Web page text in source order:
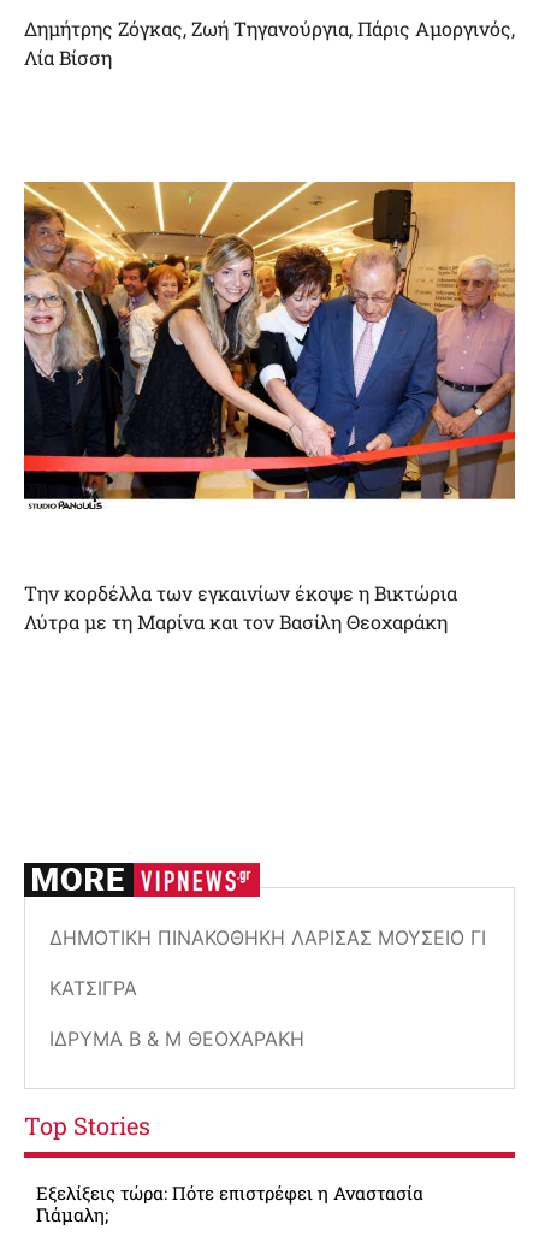
Δημήτρης Ζόγκας, Ζωή Τηγανούργια, Πάρις Αμοργινός,
Λία Βίσση
Την κορδέλλα των εγκαινίων έκοψε η Βικτώρια
Λύτρα με τη Μαρίνα και τον Βασίλη Θεοχαράκη
ΔΗΜΟΤΙΚΉ ΠΙΝΑΚΟΘΉΚΗ ΛΆΡΙΣΑΣ ΜΟΥΣΕΊΟ ΓΙ
ΚΑΤΣΊΓΡΑ
ΊΔΡΥΜΑ Β & Μ ΘΕΟΧΑΡΆΚΗ
Top Stories
Εξελίξεις τώρα: Πότε επιστρέφει η Αναστασία
Γιάμαλη;